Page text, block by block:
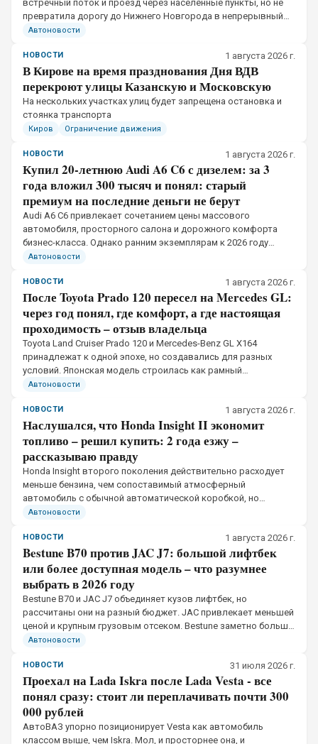
встречный поток и проезд через населённые пункты, но не
превратила дорогу до Нижнего Новгорода в непрерывный
пятичасовой перегон.
Автоновости
НОВОСТИ 1 августа 2026 г.
В Кирове на время празднования Дня ВДВ
перекроют улицы Казанскую и Московскую
На нескольких участках улиц будет запрещена остановка и
стоянка транспорта
Киров Ограничение движения
НОВОСТИ 1 августа 2026 г.
Купил 20-летнюю Audi A6 C6 с дизелем: за 3
года вложил 300 тысяч и понял: старый
премиум на последние деньги не берут
Audi A6 C6 привлекает сочетанием цены массового
автомобиля, просторного салона и дорожного комфорта
бизнес-класса. Однако ранним экземплярам к 2026 году
исполнилось больше 20 лет, а стоимость обслуживания не
Автоновости
НОВОСТИ 1 августа 2026 г.
После Toyota Prado 120 пересел на Mercedes GL:
через год понял, где комфорт, а где настоящая
проходимость – отзыв владельца
Toyota Land Cruiser Prado 120 и Mercedes-Benz GL X164
принадлежат к одной эпохе, но создавались для разных
условий. Японская модель строилась как рамный
внедорожник, способный долго выдерживать разбитые
Автоновости
НОВОСТИ 1 августа 2026 г.
Наслушался, что Honda Insight II экономит
топливо – решил купить: 2 года езжу –
рассказываю правду
Honda Insight второго поколения действительно расходует
меньше бензина, чем сопоставимый атмосферный
автомобиль с обычной автоматической коробкой, но
обещанные четыре литра получаются не в каждом режиме.
Автоновости
НОВОСТИ 1 августа 2026 г.
Bestune B70 против JAC J7: большой лифтбек
или более доступная модель – что разумнее
выбрать в 2026 году
Bestune B70 и JAC J7 объединяет кузов лифтбек, но
рассчитаны они на разный бюджет. JAC привлекает меньшей
ценой и крупным грузовым отсеком. Bestune заметно больше,
мощнее и богаче оснащён, однако реальная разница в
Автоновости
НОВОСТИ 31 июля 2026 г.
Проехал на Lada Iskra после Lada Vesta - все
понял сразу: стоит ли переплачивать почти 300
000 рублей
АвтоВАЗ упорно позиционирует Vesta как автомобиль
классом выше, чем Iskra. Мол, и просторнее она, и